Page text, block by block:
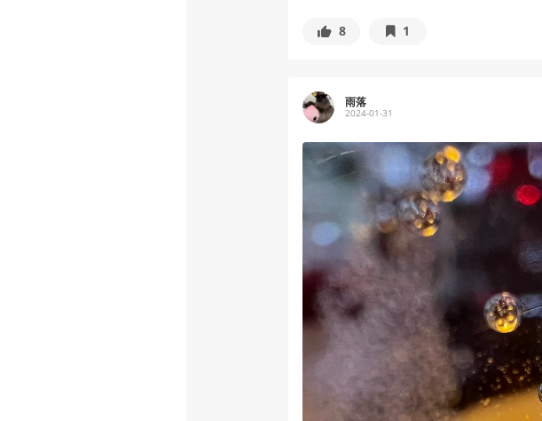
8 1
雨落
2024-01-31